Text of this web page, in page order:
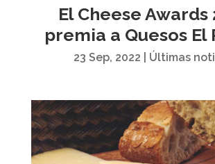
El Cheese Awards
premia a Quesos El
23 Sep, 2022 Últimas